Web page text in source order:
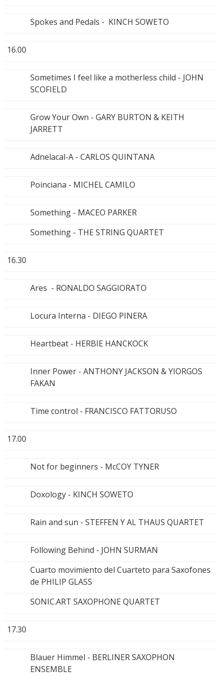
Spokes and Pedals - KINCH SOWETO
16.00
Sometimes I feel like a motherless child - JOHN
SCOFIELD
Grow Your Own - GARY BURTON & KEITH
JARRETT
Adnelacal-A - CARLOS QUINTANA
Poinciana - MICHEL CAMILO
Something - MACEO PARKER
Something - THE STRING QUARTET
16.30
Ares - RONALDO SAGGIORATO
Locura Interna - DIEGO PINERA
Heartbeat - HERBIE HANCKOCK
Inner Power - ANTHONY JACKSON & YIORGOS
FAKAN
Time control - FRANCISCO FATTORUSO
17.00
Not for beginners - McCOY TYNER
Doxology - KINCH SOWETO
Rain and sun - STEFFEN Y AL THAUS QUARTET
Following Behind - JOHN SURMAN
Cuarto movimiento del Cuarteto para Saxofones
de PHILIP GLASS
SONIC.ART SAXOPHONE QUARTET
17.30
Blauer Himmel - BERLINER SAXOPHON
ENSEMBLE